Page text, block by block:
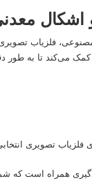
اشکال
فلزیاب
کمک می‌کند تا به طور
فلزیاب تصویری
همراه است که